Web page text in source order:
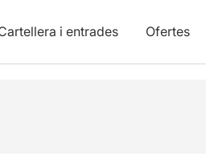
i entrades Ofertes